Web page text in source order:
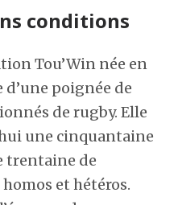
conditions
Tou’Win née en
poignée de
de rugby. Elle
une cinquantaine
trentaine de
et hétéros.